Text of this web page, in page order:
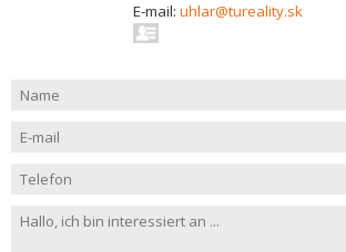
E-mail: uhlar@tureality.sk